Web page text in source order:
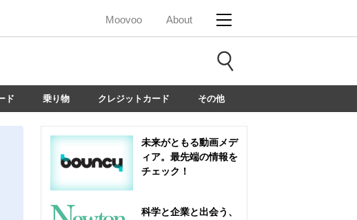
Moovoo About
ド 乗り物 クレジットカード その他
未来がともる動画メデ
ィア。最先端の情報を
チェック！
科学と企業と出会う、